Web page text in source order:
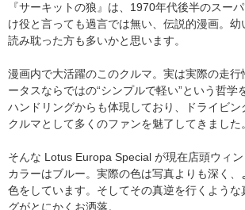
『サーキットの狼』は、1970年代後半のスー
け役と言っても過言では無い、伝説的漫画。幼
読み耽った方も多いかと思います。
漫画内で大活躍のこのクルマ。実は実際の走行
ータスならではの“シンプルで軽い”という哲学
ハンドリングからも体現しており、ドライビン
クルマとして多くのファンを魅了してきました。
そんな Lotus Europa Special が現在店頭ウィン
カラーはブルー。実際の色は写真よりも深く、
色をしています。そしてその真逆を行くような
グがとにかくお洒落。